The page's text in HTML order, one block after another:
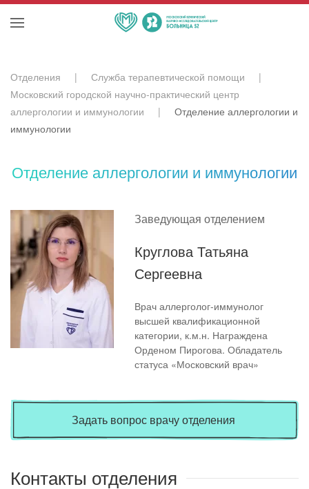
Отделения
Служба терапевтической помощи
Московский городской научно-практический центр
аллергологии и иммунологии
Отделение аллергологии и
иммунологии
Отделение аллергологии и иммунологии
Заведующая отделением
Круглова Татьяна
Сергеевна
Врач аллерголог-иммунолог
высшей квалификационной
категории, к.м.н. Награждена
Орденом Пирогова. Обладатель
статуса «Московский врач»
Задать вопрос врачу отделения
Контакты отделения